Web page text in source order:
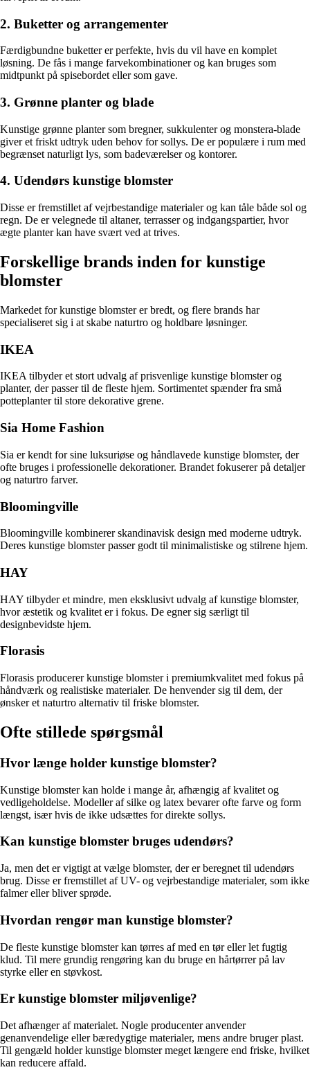
2. Buketter og arrangementer
Færdigbundne buketter er perfekte, hvis du vil have en komplet
løsning. De fås i mange farvekombinationer og kan bruges som
midtpunkt på spisebordet eller som gave.
3. Grønne planter og blade
Kunstige grønne planter som bregner, sukkulenter og monstera-blade
giver et friskt udtryk uden behov for sollys. De er populære i rum med
begrænset naturligt lys, som badeværelser og kontorer.
4. Udendørs kunstige blomster
Disse er fremstillet af vejrbestandige materialer og kan tåle både sol og
regn. De er velegnede til altaner, terrasser og indgangspartier, hvor
ægte planter kan have svært ved at trives.
Forskellige brands inden for kunstige
blomster
Markedet for kunstige blomster er bredt, og flere brands har
specialiseret sig i at skabe naturtro og holdbare løsninger.
IKEA
IKEA tilbyder et stort udvalg af prisvenlige kunstige blomster og
planter, der passer til de fleste hjem. Sortimentet spænder fra små
potteplanter til store dekorative grene.
Sia Home Fashion
Sia er kendt for sine luksuriøse og håndlavede kunstige blomster, der
ofte bruges i professionelle dekorationer. Brandet fokuserer på detaljer
og naturtro farver.
Bloomingville
Bloomingville kombinerer skandinavisk design med moderne udtryk.
Deres kunstige blomster passer godt til minimalistiske og stilrene hjem.
HAY
HAY tilbyder et mindre, men eksklusivt udvalg af kunstige blomster,
hvor æstetik og kvalitet er i fokus. De egner sig særligt til
designbevidste hjem.
Florasis
Florasis producerer kunstige blomster i premiumkvalitet med fokus på
håndværk og realistiske materialer. De henvender sig til dem, der
ønsker et naturtro alternativ til friske blomster.
Ofte stillede spørgsmål
Hvor længe holder kunstige blomster?
Kunstige blomster kan holde i mange år, afhængig af kvalitet og
vedligeholdelse. Modeller af silke og latex bevarer ofte farve og form
længst, især hvis de ikke udsættes for direkte sollys.
Kan kunstige blomster bruges udendørs?
Ja, men det er vigtigt at vælge blomster, der er beregnet til udendørs
brug. Disse er fremstillet af UV- og vejrbestandige materialer, som ikke
falmer eller bliver sprøde.
Hvordan rengør man kunstige blomster?
De fleste kunstige blomster kan tørres af med en tør eller let fugtig
klud. Til mere grundig rengøring kan du bruge en hårtørrer på lav
styrke eller en støvkost.
Er kunstige blomster miljøvenlige?
Det afhænger af materialet. Nogle producenter anvender
genanvendelige eller bæredygtige materialer, mens andre bruger plast.
Til gengæld holder kunstige blomster meget længere end friske, hvilket
kan reducere affald.